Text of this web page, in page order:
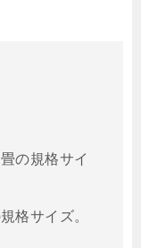
の規格サイ
格サイズ。